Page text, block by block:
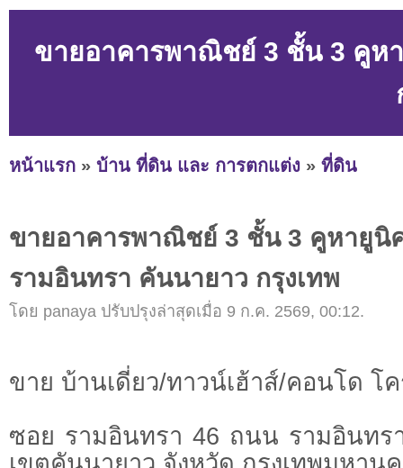
ขายอาคารพาณิชย์ 3 ชั้น 3 คูห
หน้าแรก » บ้าน ที่ดิน และ การตกแต่ง » ที่ดิน
ขายอาคารพาณิชย์ 3 ชั้น 3 คูหายูนิ
รามอินทรา คันนายาว กรุงเทพ
โดย panaya ปรับปรุงล่าสุดเมื่อ 9 ก.ค. 2569, 00:12.
ขาย บ้านเดี่ยว/ทาวน์เฮ้าส์/คอนโด โ
ซอย รามอินทรา 46 ถนน รามอินทร